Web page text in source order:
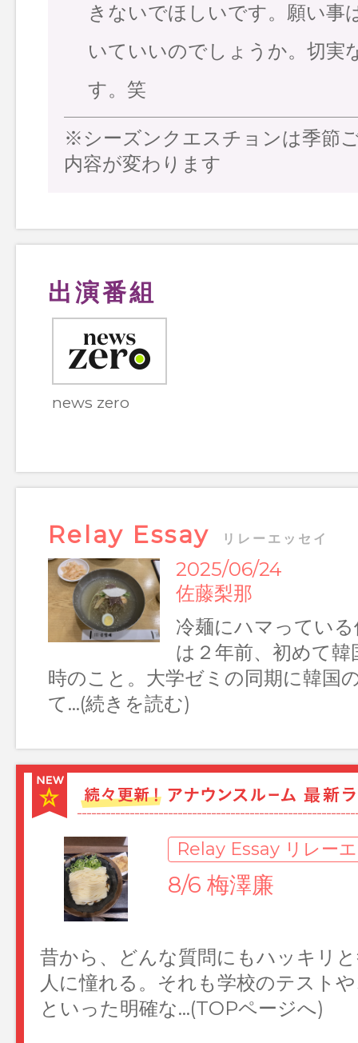
きないでほしいです。願い事
いていいのでしょうか。切実
す。笑
※シーズンクエスチョンは季節
内容が変わります
出演番組
news zero
Relay Essay リレーエッセイ
2025/06/24
佐藤梨那
冷麺にハマってい
は２年前、初めて
時のこと。大学ゼミの同期に韓国
て…(続きを読む)
Relay Essay リレーエッセイ
7/22 岩﨑陽
夏を前に私は26回目の誕生日を迎
会人2年目で…(TOPページへ)
Relay Essay リレー
8/6 梅澤廉
昔から、どんな質問にもハッキリ
人に憧れる。それも学校のテスト
といった明確な…(TOPページへ)